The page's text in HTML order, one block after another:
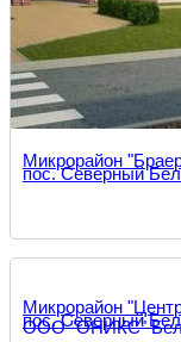
Микрорайон
пос. Северный
Микрорайон
ООО "ОНИКС"
пос. Северный